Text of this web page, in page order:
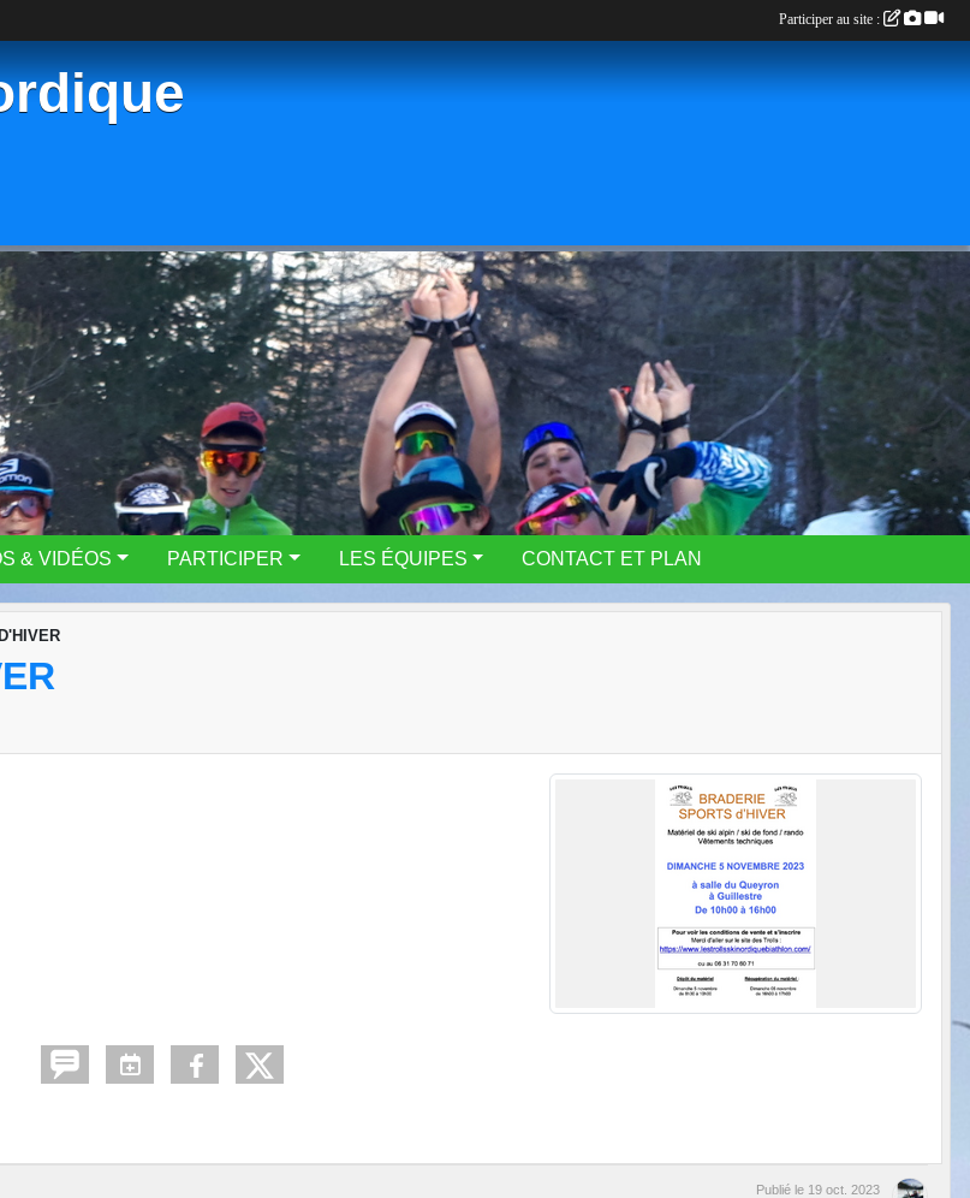
& VIDÉOS PARTICIPER LES ÉQUIPES CONTACT ET PLAN
Publié le 19 oct. 2023
Participer au site :